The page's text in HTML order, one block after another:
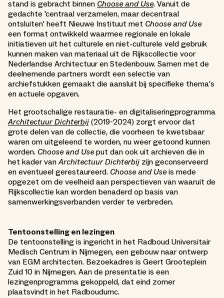
stand is gebracht binnen Choose and Use. Vanuit de
gedachte 'centraal verzamelen, maar decentraal
ontsluiten' heeft Nieuwe Instituut met Choose and Use
een format ontwikkeld waarmee regionale en lokale
initiatieven uit het culturele en niet-culturele veld gebruik
kunnen maken van materiaal uit de Rijkscollectie voor
Nederlandse Architectuur en Stedenbouw. Samen met de
deelnemende partners wordt een selectie van
archiefstukken gemaakt die aansluit bij specifieke thema’s
en actuele opgaven.
Het grootschalige restauratie- en digitaliseringprogramma
Architectuur Dichterbij (2019-2024) zorgt ervoor dat
grote delen van de collectie, die voorheen te kwetsbaar
waren om uitgeleend te worden, nu weer getoond kunnen
worden. Choose and Useput dan ook uit archieven die in
het kader vanArchitectuur Dichterbij zijn geconserveerd
en eventueel gerestaureerd. Choose and Useis mede
opgezet om de veelheid aan perspectieven van waaruit de
Rijkscollectie kan worden benaderd op basis van
samenwerkingsverbanden verder te verbreden.
Tentoonstelling en lezingen
De tentoonstelling is ingericht in het Radboud Universitair
Medisch Centrum in Nijmegen, een gebouw naar ontwerp
van EGM architecten. Bezoekadres is Geert Grooteplein
Zuid 10 in Nijmegen. Aan de presentatie is een
lezingenprogramma gekoppeld, dat eind zomer
plaatsvindt in het Radboudumc.